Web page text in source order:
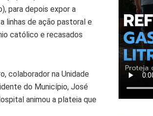
para depois expor a
linhas de ação pastoral e
católico e recasados
colaborador na Unidade
do Município, José
animou a plateia que